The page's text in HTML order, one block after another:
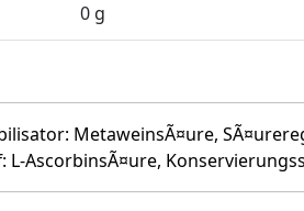
0 g
MetaweinsÃ¤ure,
L-AscorbinsÃ¤ure,